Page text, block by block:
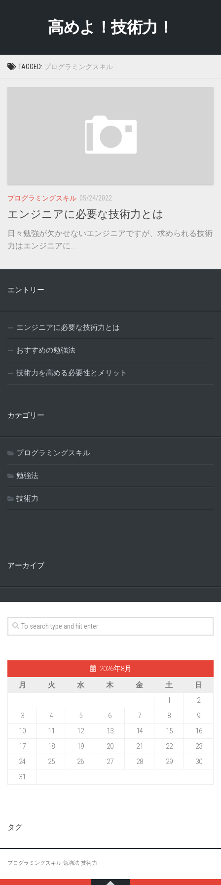
高めよ！技術力！
TAGGED: プログラミングスキル
プログラミングスキル 05/24/2022
エンジニアに必要な技術力とは
日々勉強が欠かせないエンジニアですが、求められる技術
力はエンジニアに...
エントリー
エンジニアに必要な技術力とは
おすすめの勉強法
技術力を高める必要性とメリット
カテゴリー
プログラミングスキル
勉強法
技術力
アーカイブ
2026年8月
月
火 水 木 金 土
日
1
2
3
4 5 6 7 8
9
10
11 12 13 14 15
16
17
18 19 20 21 22
23
24
25 26 27 28 29
30
31
タグ
プログラミングスキル 勉強法 技術力